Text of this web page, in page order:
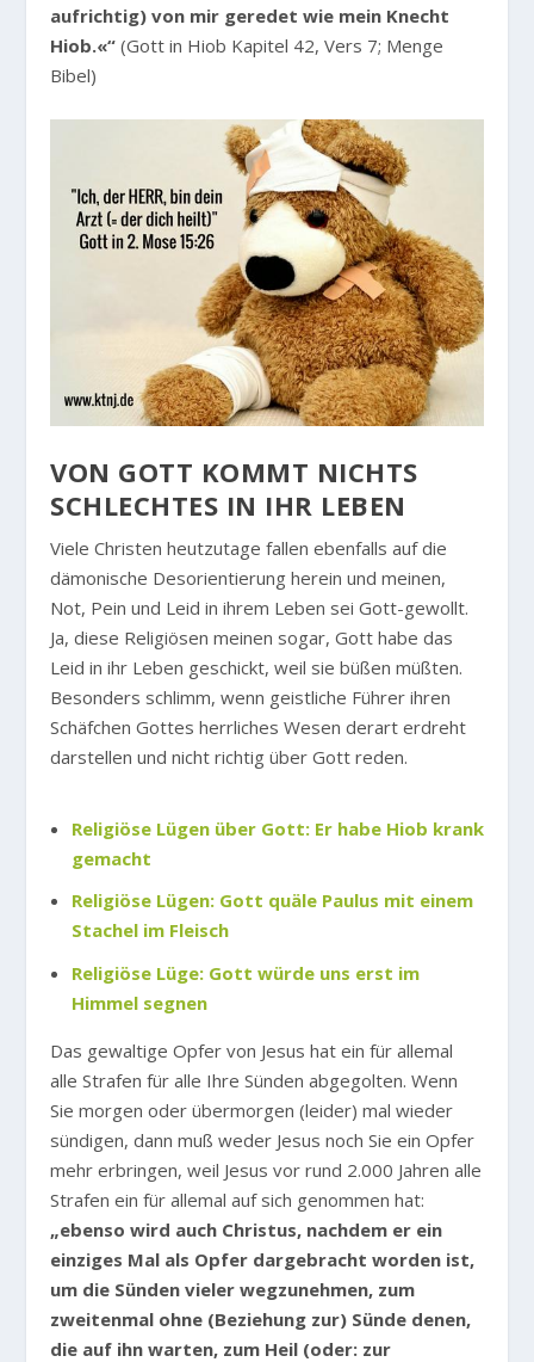
aufrichtig) von mir geredet wie mein Knecht
Hiob.«“ (Gott in Hiob Kapitel 42, Vers 7; Menge
Bibel)
VON GOTT KOMMT NICHTS
SCHLECHTES IN IHR LEBEN
Viele Christen heutzutage fallen ebenfalls auf die
dämonische Desorientierung herein und meinen,
Not, Pein und Leid in ihrem Leben sei Gott-gewollt.
Ja, diese Religiösen meinen sogar, Gott habe das
Leid in ihr Leben geschickt, weil sie büßen müßten.
Besonders schlimm, wenn geistliche Führer ihren
Schäfchen Gottes herrliches Wesen derart erdreht
darstellen und nicht richtig über Gott reden.
Religiöse Lügen über Gott: Er habe Hiob krank
gemacht
Religiöse Lügen: Gott quäle Paulus mit einem
Stachel im Fleisch
Religiöse Lüge: Gott würde uns erst im
Himmel segnen
Das gewaltige Opfer von Jesus hat ein für allemal
alle Strafen für alle Ihre Sünden abgegolten. Wenn
Sie morgen oder übermorgen (leider) mal wieder
sündigen, dann muß weder Jesus noch Sie ein Opfer
mehr erbringen, weil Jesus vor rund 2.000 Jahren alle
Strafen ein für allemal auf sich genommen hat:
„ebenso wird auch Christus, nachdem er ein
einziges Mal als Opfer dargebracht worden ist,
um die Sünden vieler wegzunehmen, zum
zweitenmal ohne (Beziehung zur) Sünde denen,
die auf ihn warten, zum Heil (oder: zur